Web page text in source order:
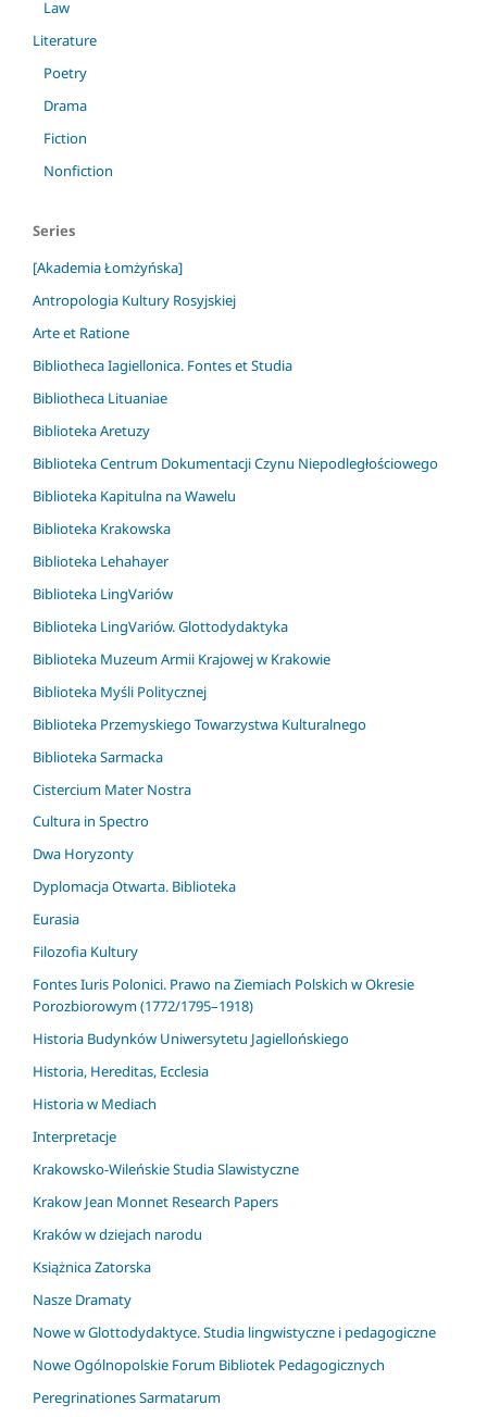
Law
Literature
Poetry
Drama
Fiction
Nonfiction
Series
[Akademia Łomżyńska]
Antropologia Kultury Rosyjskiej
Arte et Ratione
Bibliotheca Iagiellonica. Fontes et Studia
Bibliotheca Lituaniae
Biblioteka Aretuzy
Biblioteka Centrum Dokumentacji Czynu Niepodległościowego
Biblioteka Kapitulna na Wawelu
Biblioteka Krakowska
Biblioteka Lehahayer
Biblioteka LingVariów
Biblioteka LingVariów. Glottodydaktyka
Biblioteka Muzeum Armii Krajowej w Krakowie
Biblioteka Myśli Politycznej
Biblioteka Przemyskiego Towarzystwa Kulturalnego
Biblioteka Sarmacka
Cistercium Mater Nostra
Cultura in Spectro
Dwa Horyzonty
Dyplomacja Otwarta. Biblioteka
Eurasia
Filozofia Kultury
Fontes Iuris Polonici. Prawo na Ziemiach Polskich w Okresie
Porozbiorowym (1772/1795–1918)
Historia Budynków Uniwersytetu Jagiellońskiego
Historia, Hereditas, Ecclesia
Historia w Mediach
Interpretacje
Krakowsko-Wileńskie Studia Slawistyczne
Krakow Jean Monnet Research Papers
Kraków w dziejach narodu
Książnica Zatorska
Nasze Dramaty
Nowe w Glottodydaktyce. Studia lingwistyczne i pedagogiczne
Nowe Ogólnopolskie Forum Bibliotek Pedagogicznych
Peregrinationes Sarmatarum